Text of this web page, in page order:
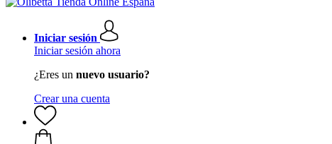
Iniciar sesión
Iniciar sesión ahora
¿Eres un nuevo usuario?
Crear una cuenta